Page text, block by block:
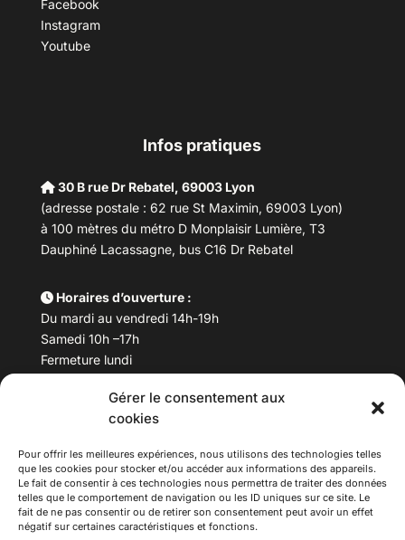
Gérer le consentement aux
cookies
Pour offrir les meilleures expériences, nous utilisons des technologies telles
que les cookies pour stocker et/ou accéder aux informations des appareils.
Le fait de consentir à ces technologies nous permettra de traiter des données
telles que le comportement de navigation ou les ID uniques sur ce site. Le
fait de ne pas consentir ou de retirer son consentement peut avoir un effet
négatif sur certaines caractéristiques et fonctions.
Facebook
Instagram
Youtube
Infos pratiques
30 B rue Dr Rebatel, 69003 Lyon
(adresse postale : 62 rue St Maximin, 69003 Lyon)
à 100 mètres du métro D Monplaisir Lumière, T3
Dauphiné Lacassagne, bus C16 Dr Rebatel
Horaires d’ouverture :
Du mardi au vendredi 14h-19h
Samedi 10h –17h
Fermeture lundi
Téléphone : 04 78 53 06 40
maisondesculturesasiatiques@asiexpo.com